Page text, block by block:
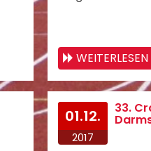
WEITERLESEN
01.12.
2017
33.